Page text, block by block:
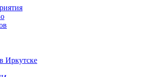
Иркутске